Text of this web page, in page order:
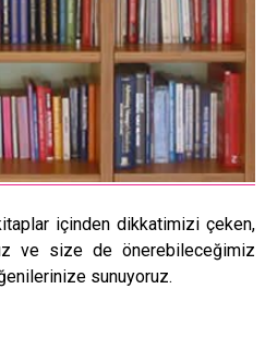
içinden dikkatimizi çeken,
ve size de önerebileceğimiz
sunuyoruz.